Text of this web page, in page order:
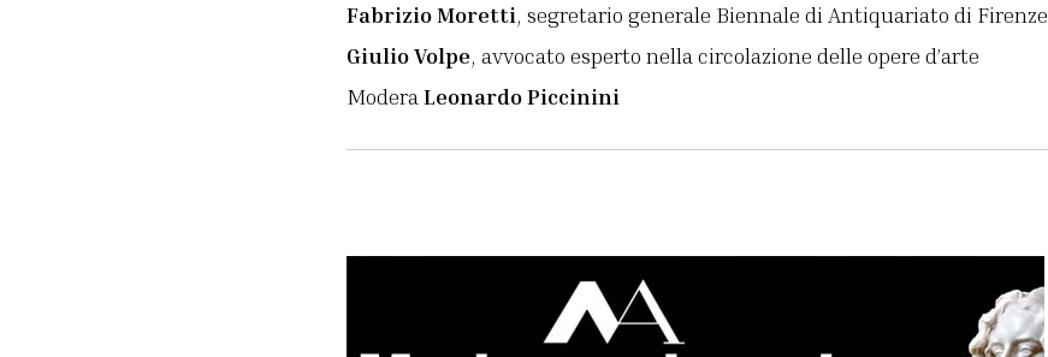
Fabrizio Moretti, segretario generale Biennale di Antiquariato di Firenze
Giulio Volpe, avvocato esperto nella circolazione delle opere d’arte
Modera Leonardo Piccinini